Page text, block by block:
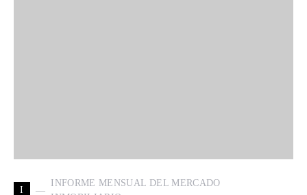
I
INFORME MENSUAL DEL MERCADO